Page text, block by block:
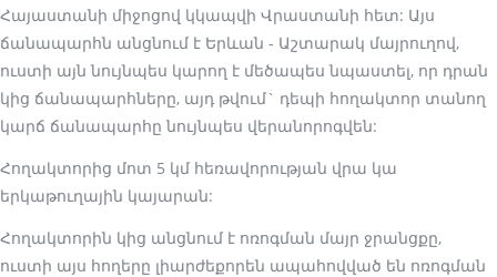
Հայաստանի միջոցով կկապվի Վրաստանի հետ: Այս
ճանապարհն անցնում է Երևան - Աշտարակ մայրուղով,
ուստի այն նույնպես կարող է մեծապես նպաստել, որ դրան
կից ճանապարհները, այդ թվում` դեպի հողակտոր տանող
կարճ ճանապարհը նույնպես վերանորոգվեն:
Հողակտորից մոտ 5 կմ հեռավորության վրա կա
երկաթուղային կայարան:
Հողակտորին կից անցնում է ոռոգման մայր ջրանցքը,
ուստի այս հողերը լիարժեքորեն ապահովված են ոռոգման